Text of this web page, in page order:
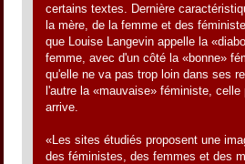
certains textes. Dernière
la mère, de la femme et des
que Louise Langevin appelle la
femme, avec d'un côté la «bonne»
qu'elle ne va pas trop loin dans ses
l'autre la «mauvaise» féministe, celle
arrive.
«Les sites étudiés proposent une
des féministes, des femmes et des